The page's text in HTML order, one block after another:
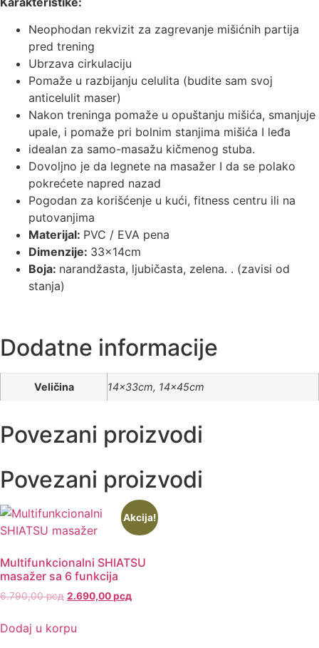
Neophodan rekvizit za zagrevanje mišićnih partija
pred trening
Ubrzava cirkulaciju
Pomaže u razbijanju celulita (budite sam svoj
anticelulit maser)
Nakon treninga pomaže u opuštanju mišića, smanjuje
upale, i pomaže pri bolnim stanjima mišića I leđa
idealan za samo-masažu kičmenog stuba.
Dovoljno je da legnete na masažer I da se polako
pokrećete napred nazad
Pogodan za korišćenje u kući, fitness centru ili na
putovanjima
Materijal: PVC / EVA pena
Dimenzije: 33x14cm
Boja: narandžasta, ljubičasta, zelena. . (zavisi od
stanja)
Dodatne informacije
Veličina 14x33cm, 14x45cm
Povezani proizvodi
Povezani proizvodi
Akcija!
Multifunkcionalni SHIATSU
masažer sa 6 funkcija
6.790,00рсд 2.690,00рсд
Dodaj u korpu